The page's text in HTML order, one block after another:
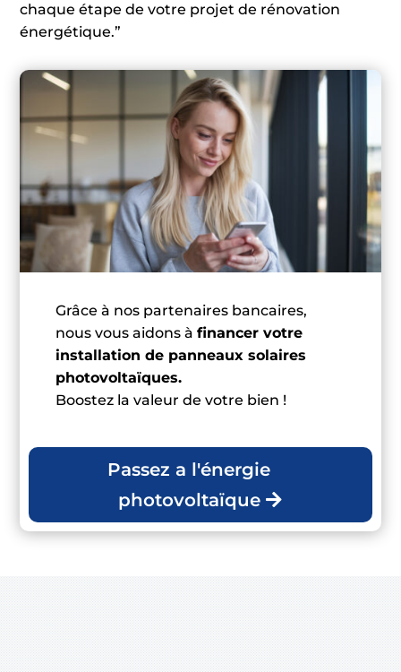
chaque étape de votre projet de rénovation
énergétique.”
Grâce à nos partenaires bancaires,
nous vous aidons àfinancer votre
installation de panneaux solaires
photovoltaïques.
Boostez la valeur de votre bien !
Passez a l'énergie
photovoltaïque